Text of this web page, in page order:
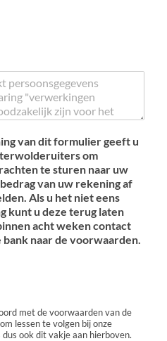
van dit formulier geeft u
om
te sturen naar uw
van uw rekening af
Als u het niet eens
kunt u deze terug laten
acht weken contact
naar de voorwaarden.
met de voorwaarden van de
lessen te volgen bij onze
ook dit vakje aan hierboven.